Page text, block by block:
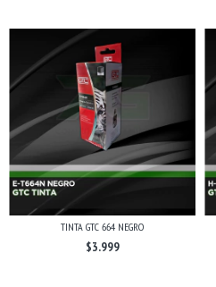
TINTA GTC 664 NEGRO
$3.999